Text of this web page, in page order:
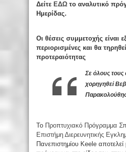
Δείτε ΕΔΩ το αναλυτικό
Ημερίδας.
Oι θέσεις συμμετοχής είναι
περιορισμένες και θα
προτεραιότητας
Σε όλους τους
χορηγηθεί
Το Προπτυχιακό Πρόγραμμα
Επιστήμη Διερευνητικής
Πανεπιστημίου Keele αποτελεί